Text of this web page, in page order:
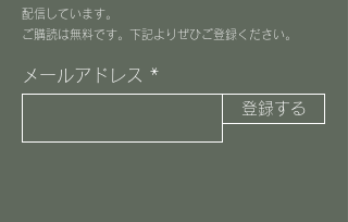
配信しています。
​ご購読は無料です。下記よりぜひご登録ください。
メールアドレス
登録する